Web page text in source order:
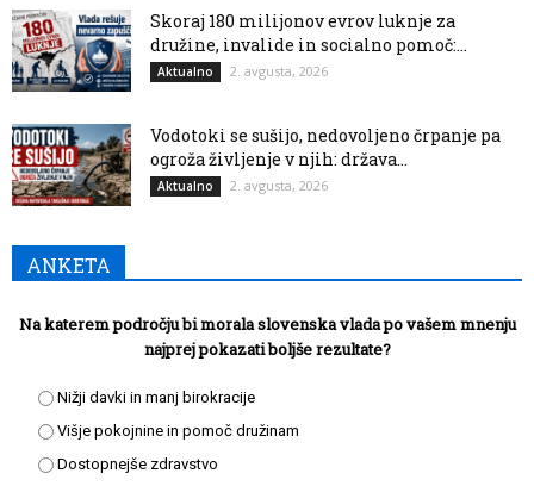
Skoraj 180 milijonov evrov luknje za
družine, invalide in socialno pomoč:...
Aktualno 2. avgusta, 2026
Vodotoki se sušijo, nedovoljeno črpanje pa
ogroža življenje v njih: država...
Aktualno 2. avgusta, 2026
ANKETA
Na katerem področju bi morala slovenska vlada po vašem mnenju
najprej pokazati boljše rezultate?
Nižji davki in manj birokracije
Višje pokojnine in pomoč družinam
Dostopnejše zdravstvo